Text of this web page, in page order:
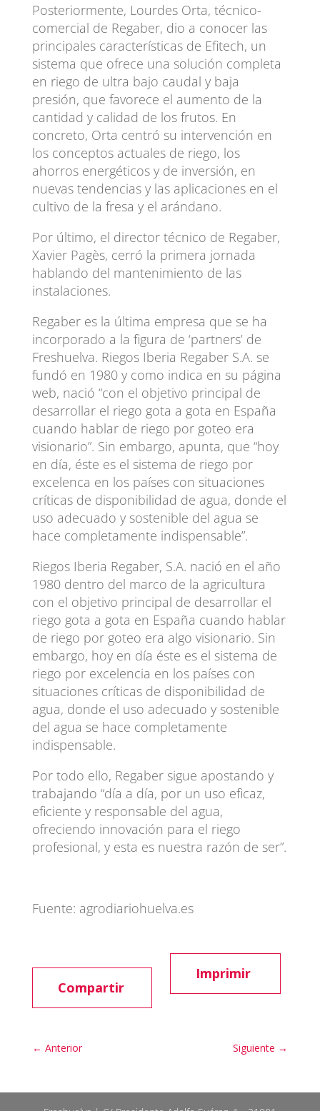
Posteriormente, Lourdes Orta, técnico-
comercial de Regaber, dio a conocer las
principales características de Efitech, un
sistema que ofrece una solución completa
en riego de ultra bajo caudal y baja
presión, que favorece el aumento de la
cantidad y calidad de los frutos. En
concreto, Orta centró su intervención en
los conceptos actuales de riego, los
ahorros energéticos y de inversión, en
nuevas tendencias y las aplicaciones en el
cultivo de la fresa y el arándano.
Por último, el director técnico de Regaber,
Xavier Pagès, cerró la primera jornada
hablando del mantenimiento de las
instalaciones.
Regaber es la última empresa que se ha
incorporado a la figura de ‘partners’ de
Freshuelva. Riegos Iberia Regaber S.A. se
fundó en 1980 y como indica en su página
web, nació “con el objetivo principal de
desarrollar el riego gota a gota en España
cuando hablar de riego por goteo era
visionario”. Sin embargo, apunta, que “hoy
en día, éste es el sistema de riego por
excelenca en los países con situaciones
críticas de disponibilidad de agua, donde el
uso adecuado y sostenible del agua se
hace completamente indispensable”.
Riegos Iberia Regaber, S.A. nació en el año
1980 dentro del marco de la agricultura
con el objetivo principal de desarrollar el
riego gota a gota en España cuando hablar
de riego por goteo era algo visionario. Sin
embargo, hoy en día éste es el sistema de
riego por excelencia en los países con
situaciones críticas de disponibilidad de
agua, donde el uso adecuado y sostenible
del agua se hace completamente
indispensable.
Por todo ello, Regaber sigue apostando y
trabajando “día a día, por un uso eficaz,
eficiente y responsable del agua,
ofreciendo innovación para el riego
profesional, y esta es nuestra razón de ser”.
Fuente: agrodiariohuelva.es
Compartir
Imprimir
← Anterior Siguiente →